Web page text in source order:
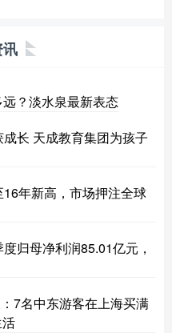
？淡水泉最新表态
长 天成教育集团为孩子
年新高，市场押注全球
归母净利润85.01亿元，
7名中东游客在上海买满